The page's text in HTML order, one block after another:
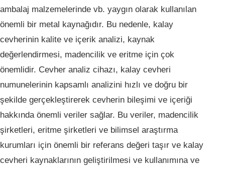
ambalaj malzemelerinde vb. yaygın olarak kullanılan
önemli bir metal kaynağıdır. Bu nedenle, kalay
cevherinin kalite ve içerik analizi, kaynak
değerlendirmesi, madencilik ve eritme için çok
önemlidir. Cevher analiz cihazı, kalay cevheri
numunelerinin kapsamlı analizini hızlı ve doğru bir
şekilde gerçekleştirerek cevherin bileşimi ve içeriği
hakkında önemli veriler sağlar. Bu veriler, madencilik
şirketleri, eritme şirketleri ve bilimsel araştırma
kurumları için önemli bir referans değeri taşır ve kalay
cevheri kaynaklarının geliştirilmesi ve kullanımına ve